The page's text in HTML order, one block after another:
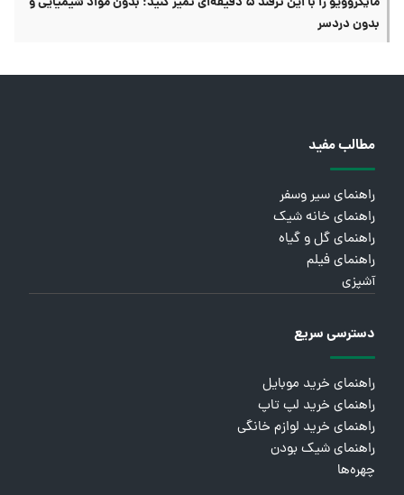
بدون دردسر
مطالب مفید
راهنمای سیر وسفر
راهنمای خانه شیک
راهنمای گل و گیاه
راهنمای فیلم
آشپزی
دسترسی سریع
راهنمای خرید موبایل
راهنمای خرید لپ تاپ
راهنمای خرید لوازم خانگی
راهنمای شیک بودن
چهره‌ها